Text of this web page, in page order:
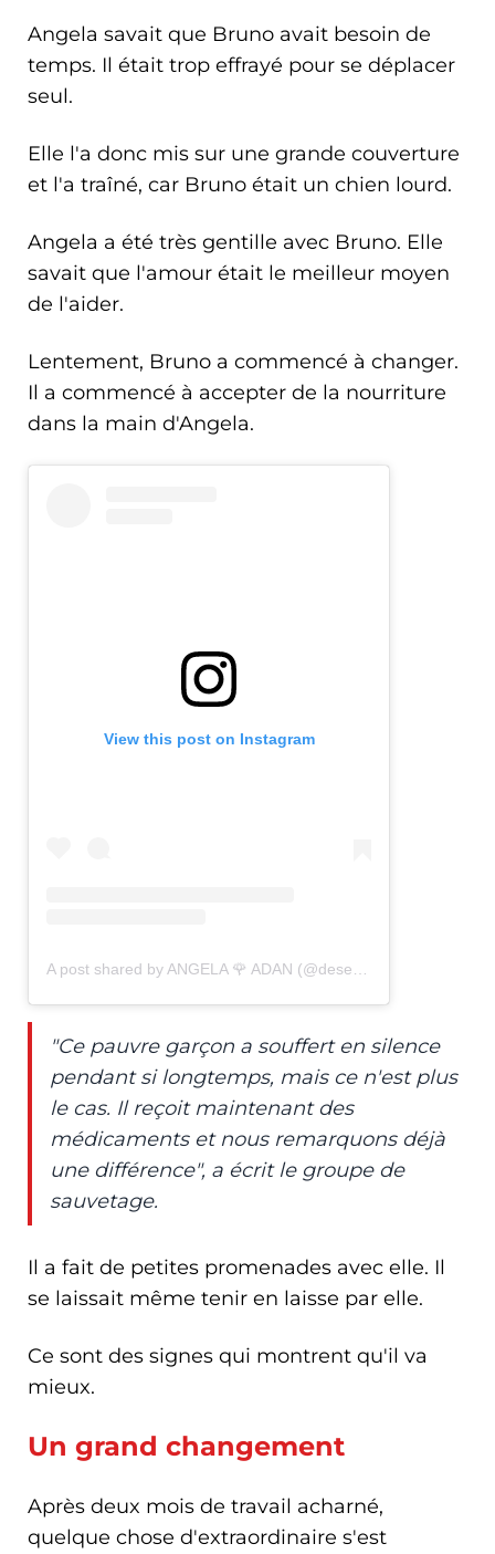
Angela savait que Bruno avait besoin de
temps. Il était trop effrayé pour se déplacer
seul.
Elle l'a donc mis sur une grande couverture
et l'a traîné, car Bruno était un chien lourd.
Angela a été très gentille avec Bruno. Elle
savait que l'amour était le meilleur moyen
de l'aider.
Lentement, Bruno a commencé à changer.
Il a commencé à accepter de la nourriture
dans la main d'Angela.
View this post on Instagram
"Ce pauvre garçon a souffert en silence
pendant si longtemps, mais ce n'est plus
le cas. Il reçoit maintenant des
médicaments et nous remarquons déjà
une différence", a écrit le groupe de
sauvetage.
Il a fait de petites promenades avec elle. Il
se laissait même tenir en laisse par elle.
Ce sont des signes qui montrent qu'il va
mieux.
Un grand changement
Après deux mois de travail acharné,
quelque chose d'extraordinaire s'est